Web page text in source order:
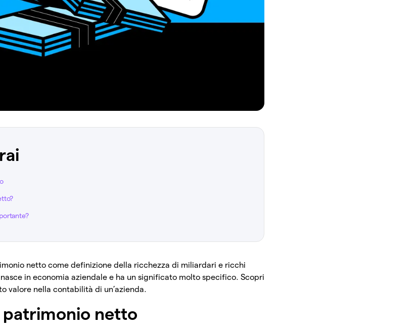
netto come definizione della ricchezza di miliardari e ricchi
in economia aziendale e ha un significato molto specifico. Scopri
valore nella contabilità di un’azienda.
patrimonio netto